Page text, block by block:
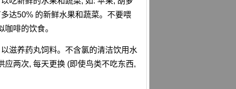
达50% 的新鲜水果和蔬菜。不要喂
啡的饮食。
滋养药丸饲料。不含氯的清洁饮用水
两次, 每天更换 (即使鸟类不吃东西,